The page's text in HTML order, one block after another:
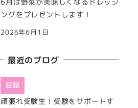
6月は野菜が美味しくなるドレッシ
ングをプレゼントします！
2026年6月1日
最近のブログ
日記
頑張れ受験生！受験をサポートす